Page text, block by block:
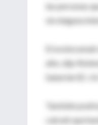
las personas
sin ninguna
El
alto, dijo
Salud de EE. UU.
También
calculó que